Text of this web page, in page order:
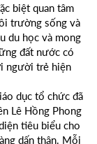
biệt quan tâm
trường sống và
du học và mong
đất nước có
người trẻ hiện
dục tổ chức đã
Lê Hồng Phong
tiêu biểu cho
dấn thân. Mỗi